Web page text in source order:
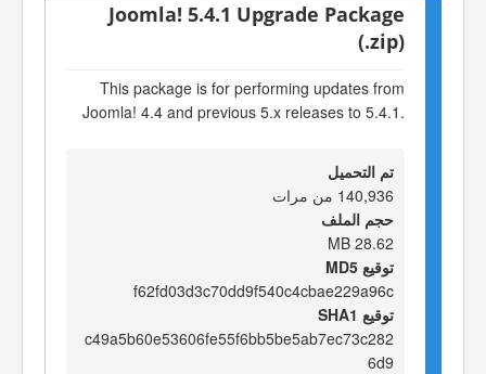
Joomla! 5.4.1 Upgrade Package
(.zip)
This package is for performing updates from
Joomla! 4.4 and previous 5.x releases to 5.4.1.
تم التحميل
140,936 من مرات
حجم الملف
28.62 MB
توقيع MD5
f62fd03d3c70dd9f540c4cbae229a96c
توقيع SHA1
c49a5b60e53606fe55f6bb5be5ab7ec73c282
6d9